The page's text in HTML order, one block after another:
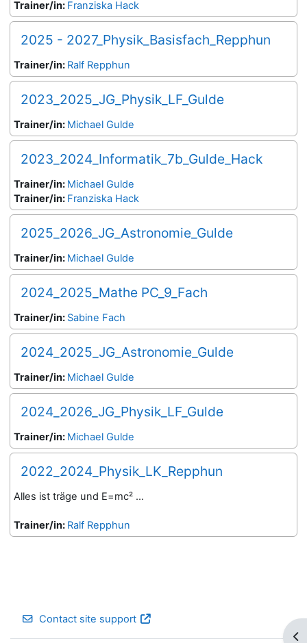
Trainer/in: Franziska Hack
2025 - 2027_Physik_Basisfach_Repphun
Trainer/in: Ralf Repphun
2023_2025_JG_Physik_LF_Gulde
Trainer/in: Michael Gulde
2023_2024_Informatik_7b_Gulde_Hack
Trainer/in: Michael Gulde
Trainer/in: Franziska Hack
2025_2026_JG_Astronomie_Gulde
Trainer/in: Michael Gulde
2024_2025_Mathe PC_9_Fach
Trainer/in: Sabine Fach
2024_2025_JG_Astronomie_Gulde
Trainer/in: Michael Gulde
2024_2026_JG_Physik_LF_Gulde
Trainer/in: Michael Gulde
2022_2024_Physik_LK_Repphun
Alles ist träge und E=mc² ...
Trainer/in: Ralf Repphun
Contact site support